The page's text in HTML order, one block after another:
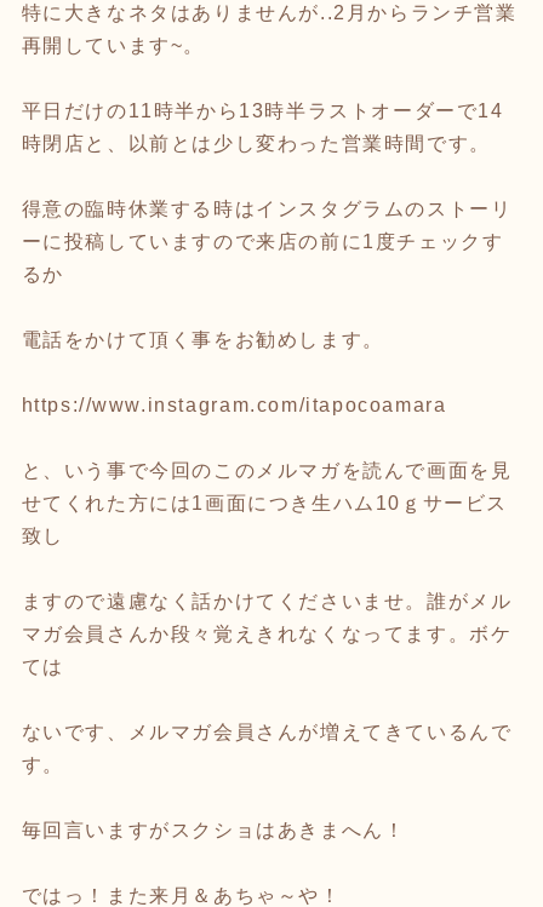
特に大きなネタはありませんが..2月からランチ営業
再開しています~。
平日だけの11時半から13時半ラストオーダーで14
時閉店と、以前とは少し変わった営業時間です。
得意の臨時休業する時はインスタグラムのストーリ
ーに投稿していますので来店の前に1度チェックす
るか
電話をかけて頂く事をお勧めします。
https://www.instagram.com/itapocoamara
と、いう事で今回のこのメルマガを読んで画面を見
せてくれた方には1画面につき生ハム10ｇサービス
致し
ますので遠慮なく話かけてくださいませ。誰がメル
マガ会員さんか段々覚えきれなくなってます。ボケ
ては
ないです、メルマガ会員さんが増えてきているんで
す。
毎回言いますがスクショはあきまへん！
ではっ！また来月＆あちゃ～や！